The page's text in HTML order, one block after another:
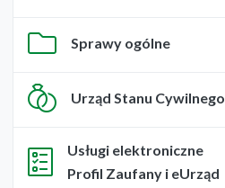
Sprawy ogólne
Urząd Stanu Cywilnego
Usługi elektroniczne
Profil Zaufany i eUrząd